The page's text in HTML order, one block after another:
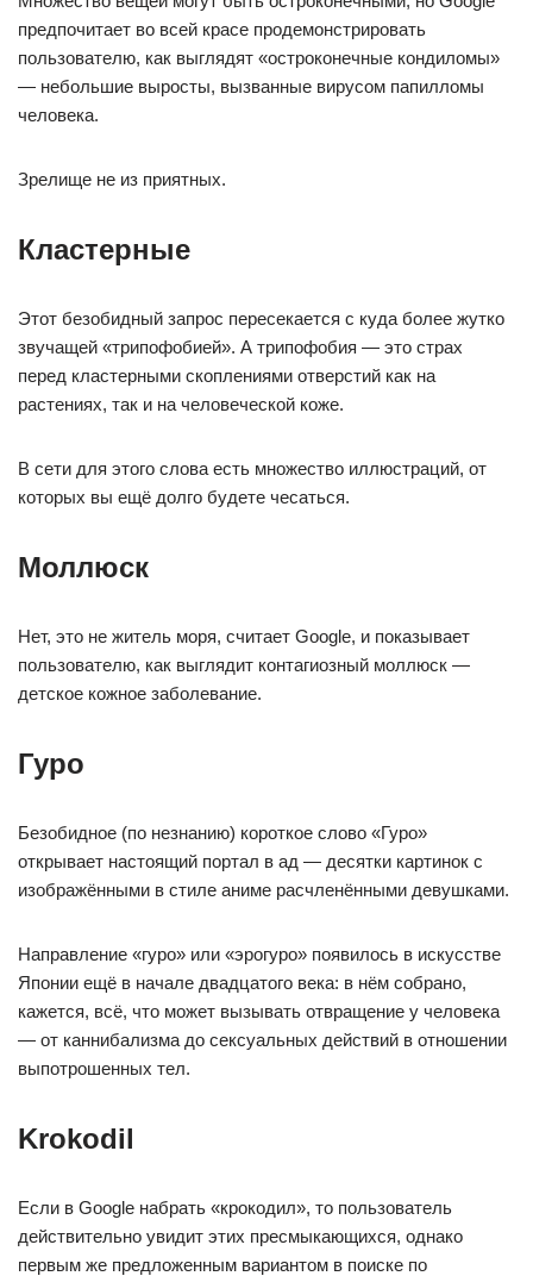
предпочитает во всей красе продемонстрировать
пользователю, как выглядят «остроконечные кондиломы»
— небольшие выросты, вызванные вирусом папилломы
человека.
Зрелище не из приятных.
Кластерные
Этот безобидный запрос пересекается с куда более жутко
звучащей «трипофобией». А трипофобия — это страх
перед кластерными скоплениями отверстий как на
растениях, так и на человеческой коже.
В сети для этого слова есть множество иллюстраций, от
которых вы ещё долго будете чесаться.
Моллюск
Нет, это не житель моря, считает Google, и показывает
пользователю, как выглядит контагиозный моллюск —
детское кожное заболевание.
Гуро
Безобидное (по незнанию) короткое слово «Гуро»
открывает настоящий портал в ад — десятки картинок с
изображёнными в стиле аниме расчленёнными девушками.
Направление «гуро» или «эрогуро» появилось в искусстве
Японии ещё в начале двадцатого века: в нём собрано,
кажется, всё, что может вызывать отвращение у человека
— от каннибализма до сексуальных действий в отношении
выпотрошенных тел.
Krokodil
Если в Google набрать «крокодил», то пользователь
действительно увидит этих пресмыкающихся, однако
первым же предложенным вариантом в поиске по